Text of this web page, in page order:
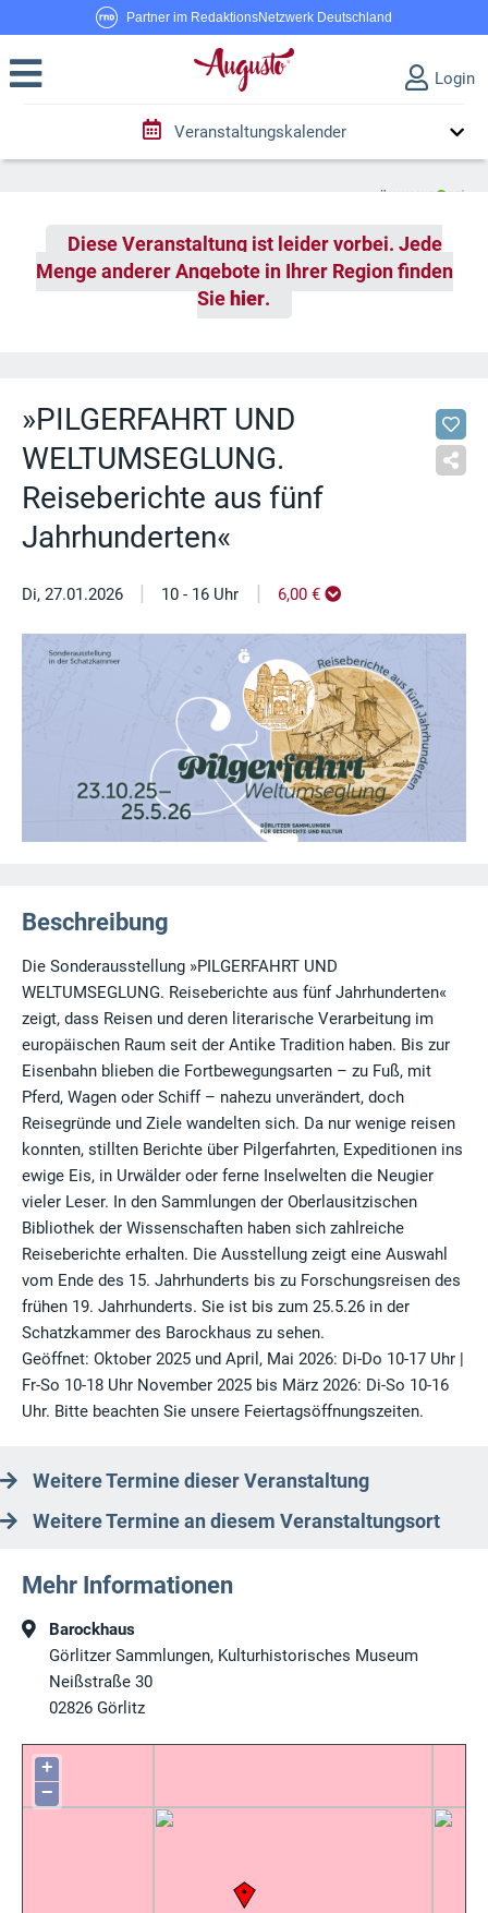
Partner im RedaktionsNetzwerk Deutschland
Login
Veranstaltungskalender
Diese Veranstaltung ist leider vorbei. Jede
Menge anderer Angebote in Ihrer Region finden
Sie hier.
»PILGERFAHRT UND
WELTUMSEGLUNG.
Reiseberichte aus fünf
Jahrhunderten«
Di, 27.01.2026 | 10 - 16 Uhr | 6,00 €
Beschreibung
Die Sonderausstellung »PILGERFAHRT UND
WELTUMSEGLUNG. Reiseberichte aus fünf Jahrhunderten«
zeigt, dass Reisen und deren literarische Verarbeitung im
europäischen Raum seit der Antike Tradition haben. Bis zur
Eisenbahn blieben die Fortbewegungsarten – zu Fuß, mit
Pferd, Wagen oder Schiff – nahezu unverändert, doch
Reisegründe und Ziele wandelten sich. Da nur wenige reisen
konnten, stillten Berichte über Pilgerfahrten, Expeditionen ins
ewige Eis, in Urwälder oder ferne Inselwelten die Neugier
vieler Leser. In den Sammlungen der Oberlausitzischen
Bibliothek der Wissenschaften haben sich zahlreiche
Reiseberichte erhalten. Die Ausstellung zeigt eine Auswahl
vom Ende des 15. Jahrhunderts bis zu Forschungsreisen des
frühen 19. Jahrhunderts. Sie ist bis zum 25.5.26 in der
Schatzkammer des Barockhaus zu sehen.
Geöffnet: Oktober 2025 und April, Mai 2026: Di-Do 10-17 Uhr |
Fr-So 10-18 Uhr November 2025 bis März 2026: Di-So 10-16
Uhr. Bitte beachten Sie unsere Feiertagsöffnungszeiten.
Weitere Termine dieser Veranstaltung
Weitere Termine an diesem Veranstaltungsort
Mehr Informationen
Barockhaus
Görlitzer Sammlungen, Kulturhistorisches Museum
Neißstraße 30
02826 Görlitz
+
−